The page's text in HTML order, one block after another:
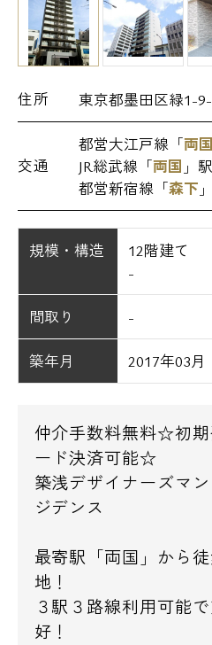
住所 東京都墨田区緑1-
交通
都営大江戸線「両国
JR総武線「両国 」
都営新宿線「森下
規模・構造
12階建て
-
間取り -
築年月 2017年03月
仲介手数料無料☆初
ード決済可能☆
築浅デザイナーズマ
ジデンス
最寄駅「両国」から
地！
３駅３路線利用可能
好！